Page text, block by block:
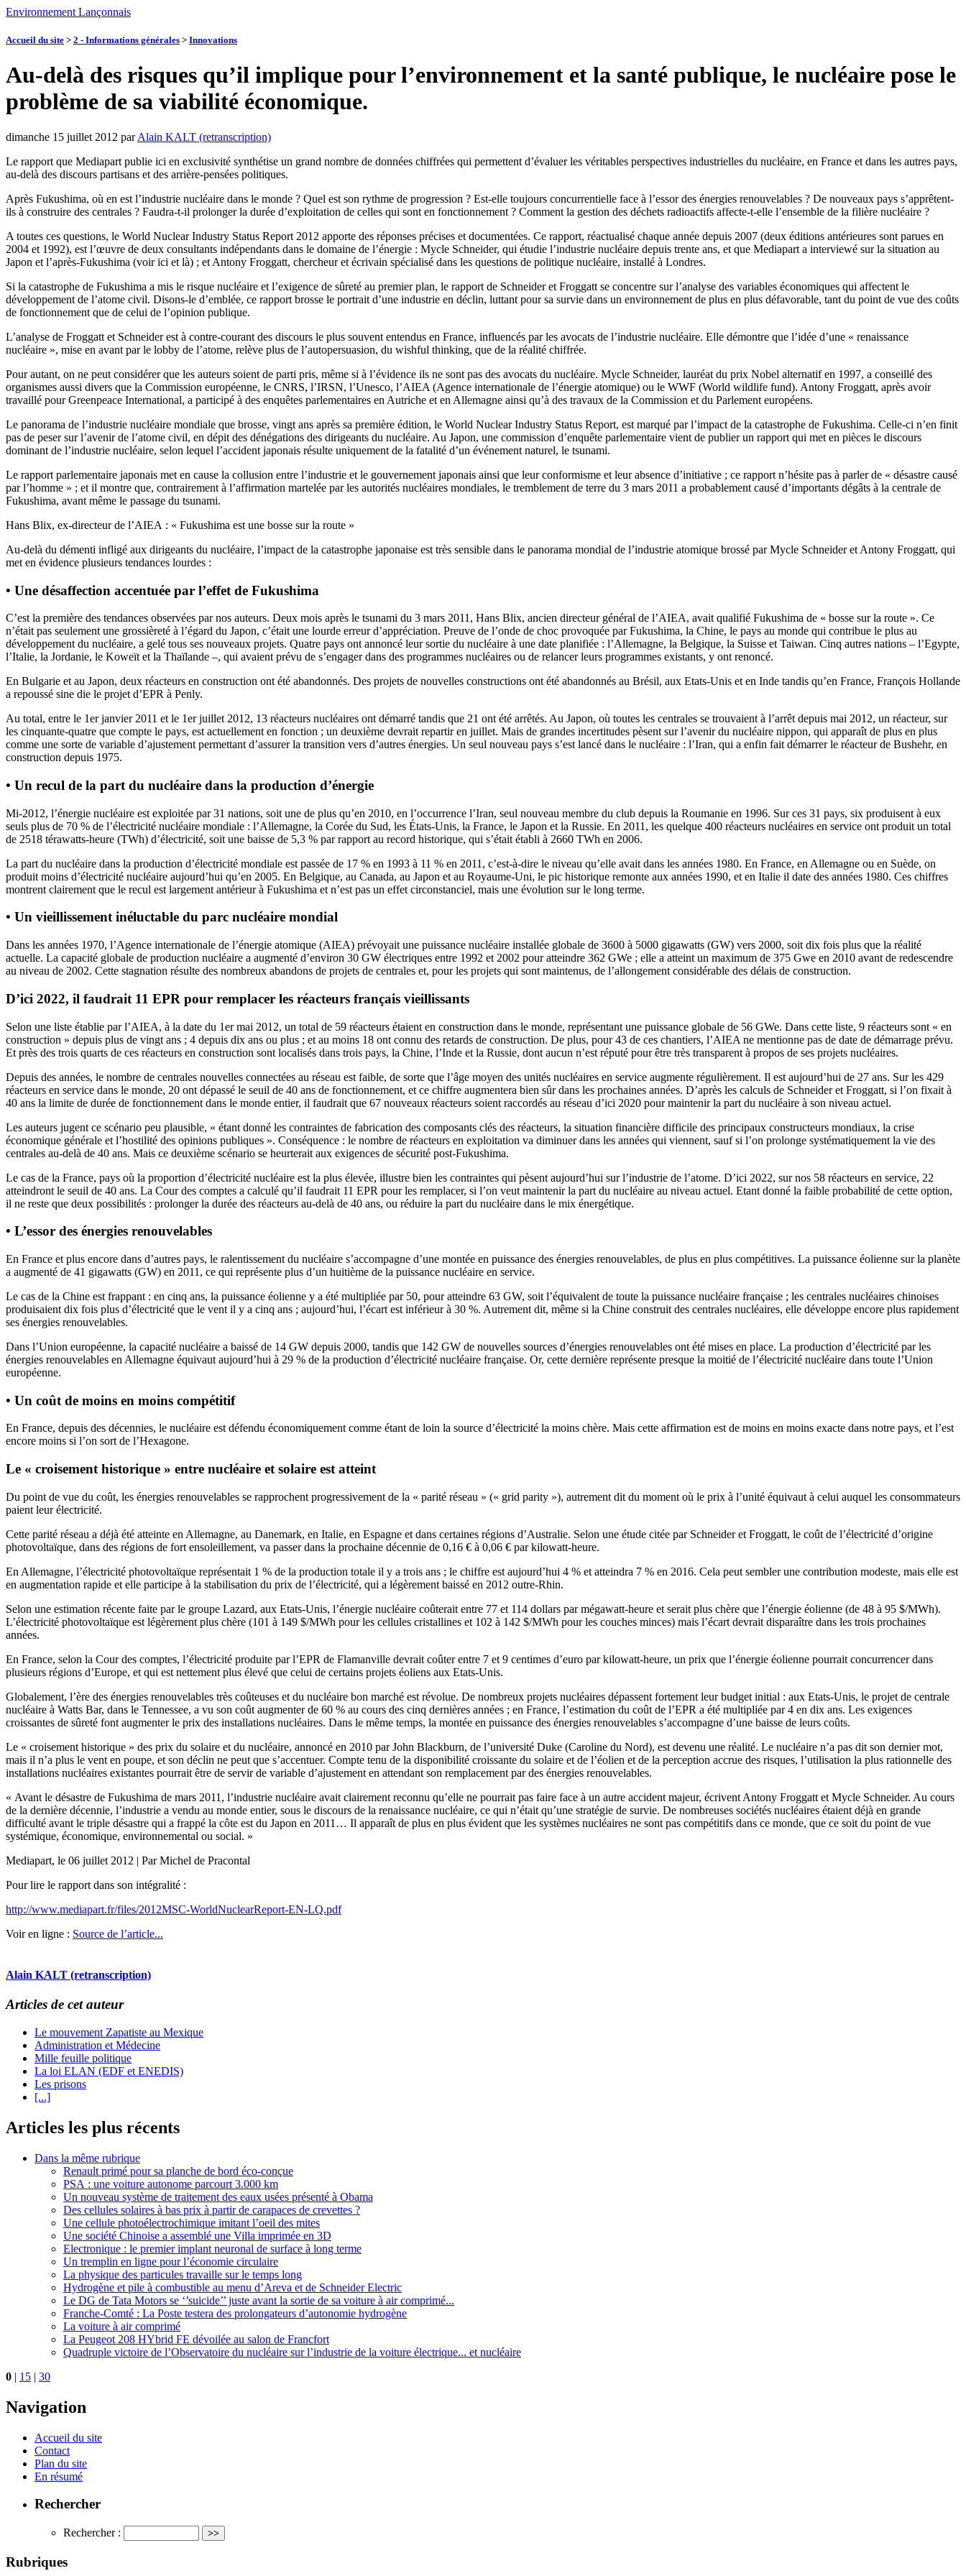
Environnement Lançonnais
Accueil du site > 2 - Informations générales > Innovations
Au-delà des risques qu’il implique pour l’environnement et la santé publique, le nucléaire pose le
problème de sa viabilité économique.
dimanche 15 juillet 2012 parAlain KALT (retranscription)
Le rapport que Mediapart publie ici en exclusivité synthétise un grand nombre de données chiffrées qui permettent d’évaluer les véritables perspectives industrielles du nucléaire, en France et dans les autres pays,
au-delà des discours partisans et des arrière-pensées politiques.
Après Fukushima, où en est l’industrie nucléaire dans le monde ? Quel est son rythme de progression ? Est-elle toujours concurrentielle face à l’essor des énergies renouvelables ? De nouveaux pays s’apprêtent-
ils à construire des centrales ? Faudra-t-il prolonger la durée d’exploitation de celles qui sont en fonctionnement ? Comment la gestion des déchets radioactifs affecte-t-elle l’ensemble de la filière nucléaire ?
A toutes ces questions, le World Nuclear Industry Status Report 2012 apporte des réponses précises et documentées. Ce rapport, réactualisé chaque année depuis 2007 (deux éditions antérieures sont parues en
2004 et 1992), est l’œuvre de deux consultants indépendants dans le domaine de l’énergie : Mycle Schneider, qui étudie l’industrie nucléaire depuis trente ans, et que Mediapart a interviewé sur la situation au
Japon et l’après-Fukushima (voir ici et là) ; et Antony Froggatt, chercheur et écrivain spécialisé dans les questions de politique nucléaire, installé à Londres.
Si la catastrophe de Fukushima a mis le risque nucléaire et l’exigence de sûreté au premier plan, le rapport de Schneider et Froggatt se concentre sur l’analyse des variables économiques qui affectent le
développement de l’atome civil. Disons-le d’emblée, ce rapport brosse le portrait d’une industrie en déclin, luttant pour sa survie dans un environnement de plus en plus défavorable, tant du point de vue des coûts
de fonctionnement que de celui de l’opinion publique.
L’analyse de Froggatt et Schneider est à contre-courant des discours le plus souvent entendus en France, influencés par les avocats de l’industrie nucléaire. Elle démontre que l’idée d’une « renaissance
nucléaire », mise en avant par le lobby de l’atome, relève plus de l’autopersuasion, du wishful thinking, que de la réalité chiffrée.
Pour autant, on ne peut considérer que les auteurs soient de parti pris, même si à l’évidence ils ne sont pas des avocats du nucléaire. Mycle Schneider, lauréat du prix Nobel alternatif en 1997, a conseillé des
organismes aussi divers que la Commission européenne, le CNRS, l’IRSN, l’Unesco, l’AIEA (Agence internationale de l’énergie atomique) ou le WWF (World wildlife fund). Antony Froggatt, après avoir
travaillé pour Greenpeace International, a participé à des enquêtes parlementaires en Autriche et en Allemagne ainsi qu’à des travaux de la Commission et du Parlement européens.
Le panorama de l’industrie nucléaire mondiale que brosse, vingt ans après sa première édition, le World Nuclear Industry Status Report, est marqué par l’impact de la catastrophe de Fukushima. Celle-ci n’en finit
pas de peser sur l’avenir de l’atome civil, en dépit des dénégations des dirigeants du nucléaire. Au Japon, une commission d’enquête parlementaire vient de publier un rapport qui met en pièces le discours
dominant de l’industrie nucléaire, selon lequel l’accident japonais résulte uniquement de la fatalité d’un événement naturel, le tsunami.
Le rapport parlementaire japonais met en cause la collusion entre l’industrie et le gouvernement japonais ainsi que leur conformisme et leur absence d’initiative ; ce rapport n’hésite pas à parler de « désastre causé
par l’homme » ; et il montre que, contrairement à l’affirmation martelée par les autorités nucléaires mondiales, le tremblement de terre du 3 mars 2011 a probablement causé d’importants dégâts à la centrale de
Fukushima, avant même le passage du tsunami.
Hans Blix, ex-directeur de l’AIEA : « Fukushima est une bosse sur la route »
Au-delà du démenti infligé aux dirigeants du nucléaire, l’impact de la catastrophe japonaise est très sensible dans le panorama mondial de l’industrie atomique brossé par Mycle Schneider et Antony Froggatt, qui
met en évidence plusieurs tendances lourdes :
• Une désaffection accentuée par l’effet de Fukushima
C’est la première des tendances observées par nos auteurs. Deux mois après le tsunami du 3 mars 2011, Hans Blix, ancien directeur général de l’AIEA, avait qualifié Fukushima de « bosse sur la route ». Ce
n’était pas seulement une grossièreté à l’égard du Japon, c’était une lourde erreur d’appréciation. Preuve de l’onde de choc provoquée par Fukushima, la Chine, le pays au monde qui contribue le plus au
développement du nucléaire, a gelé tous ses nouveaux projets. Quatre pays ont annoncé leur sortie du nucléaire à une date planifiée : l’Allemagne, la Belgique, la Suisse et Taiwan. Cinq autres nations – l’Egypte,
l’Italie, la Jordanie, le Koweït et la Thaïlande –, qui avaient prévu de s’engager dans des programmes nucléaires ou de relancer leurs programmes existants, y ont renoncé.
En Bulgarie et au Japon, deux réacteurs en construction ont été abandonnés. Des projets de nouvelles constructions ont été abandonnés au Brésil, aux Etats-Unis et en Inde tandis qu’en France, François Hollande
a repoussé sine die le projet d’EPR à Penly.
Au total, entre le 1er janvier 2011 et le 1er juillet 2012, 13 réacteurs nucléaires ont démarré tandis que 21 ont été arrêtés. Au Japon, où toutes les centrales se trouvaient à l’arrêt depuis mai 2012, un réacteur, sur
les cinquante-quatre que compte le pays, est actuellement en fonction ; un deuxième devrait repartir en juillet. Mais de grandes incertitudes pèsent sur l’avenir du nucléaire nippon, qui apparaît de plus en plus
comme une sorte de variable d’ajustement permettant d’assurer la transition vers d’autres énergies. Un seul nouveau pays s’est lancé dans le nucléaire : l’Iran, qui a enfin fait démarrer le réacteur de Bushehr, en
construction depuis 1975.
• Un recul de la part du nucléaire dans la production d’énergie
Mi-2012, l’énergie nucléaire est exploitée par 31 nations, soit une de plus qu’en 2010, en l’occurrence l’Iran, seul nouveau membre du club depuis la Roumanie en 1996. Sur ces 31 pays, six produisent à eux
seuls plus de 70 % de l’électricité nucléaire mondiale : l’Allemagne, la Corée du Sud, les États-Unis, la France, le Japon et la Russie. En 2011, les quelque 400 réacteurs nucléaires en service ont produit un total
de 2518 térawatts-heure (TWh) d’électricité, soit une baisse de 5,3 % par rapport au record historique, qui s’était établi à 2660 TWh en 2006.
La part du nucléaire dans la production d’électricité mondiale est passée de 17 % en 1993 à 11 % en 2011, c’est-à-dire le niveau qu’elle avait dans les années 1980. En France, en Allemagne ou en Suède, on
produit moins d’électricité nucléaire aujourd’hui qu’en 2005. En Belgique, au Canada, au Japon et au Royaume-Uni, le pic historique remonte aux années 1990, et en Italie il date des années 1980. Ces chiffres
montrent clairement que le recul est largement antérieur à Fukushima et n’est pas un effet circonstanciel, mais une évolution sur le long terme.
• Un vieillissement inéluctable du parc nucléaire mondial
Dans les années 1970, l’Agence internationale de l’énergie atomique (AIEA) prévoyait une puissance nucléaire installée globale de 3600 à 5000 gigawatts (GW) vers 2000, soit dix fois plus que la réalité
actuelle. La capacité globale de production nucléaire a augmenté d’environ 30 GW électriques entre 1992 et 2002 pour atteindre 362 GWe ; elle a atteint un maximum de 375 Gwe en 2010 avant de redescendre
au niveau de 2002. Cette stagnation résulte des nombreux abandons de projets de centrales et, pour les projets qui sont maintenus, de l’allongement considérable des délais de construction.
D’ici 2022, il faudrait 11 EPR pour remplacer les réacteurs français vieillissants
Selon une liste établie par l’AIEA, à la date du 1er mai 2012, un total de 59 réacteurs étaient en construction dans le monde, représentant une puissance globale de 56 GWe. Dans cette liste, 9 réacteurs sont « en
construction » depuis plus de vingt ans ; 4 depuis dix ans ou plus ; et au moins 18 ont connu des retards de construction. De plus, pour 43 de ces chantiers, l’AIEA ne mentionne pas de date de démarrage prévu.
Et près des trois quarts de ces réacteurs en construction sont localisés dans trois pays, la Chine, l’Inde et la Russie, dont aucun n’est réputé pour être très transparent à propos de ses projets nucléaires.
Depuis des années, le nombre de centrales nouvelles connectées au réseau est faible, de sorte que l’âge moyen des unités nucléaires en service augmente régulièrement. Il est aujourd’hui de 27 ans. Sur les 429
réacteurs en service dans le monde, 20 ont dépassé le seuil de 40 ans de fonctionnement, et ce chiffre augmentera bien sûr dans les prochaines années. D’après les calculs de Schneider et Froggatt, si l’on fixait à
40 ans la limite de durée de fonctionnement dans le monde entier, il faudrait que 67 nouveaux réacteurs soient raccordés au réseau d’ici 2020 pour maintenir la part du nucléaire à son niveau actuel.
Les auteurs jugent ce scénario peu plausible, « étant donné les contraintes de fabrication des composants clés des réacteurs, la situation financière difficile des principaux constructeurs mondiaux, la crise
économique générale et l’hostilité des opinions publiques ». Conséquence : le nombre de réacteurs en exploitation va diminuer dans les années qui viennent, sauf si l’on prolonge systématiquement la vie des
centrales au-delà de 40 ans. Mais ce deuxième scénario se heurterait aux exigences de sécurité post-Fukushima.
Le cas de la France, pays où la proportion d’électricité nucléaire est la plus élevée, illustre bien les contraintes qui pèsent aujourd’hui sur l’industrie de l’atome. D’ici 2022, sur nos 58 réacteurs en service, 22
atteindront le seuil de 40 ans. La Cour des comptes a calculé qu’il faudrait 11 EPR pour les remplacer, si l’on veut maintenir la part du nucléaire au niveau actuel. Etant donné la faible probabilité de cette option,
il ne reste que deux possibilités : prolonger la durée des réacteurs au-delà de 40 ans, ou réduire la part du nucléaire dans le mix énergétique.
• L’essor des énergies renouvelables
En France et plus encore dans d’autres pays, le ralentissement du nucléaire s’accompagne d’une montée en puissance des énergies renouvelables, de plus en plus compétitives. La puissance éolienne sur la planète
a augmenté de 41 gigawatts (GW) en 2011, ce qui représente plus d’un huitième de la puissance nucléaire en service.
Le cas de la Chine est frappant : en cinq ans, la puissance éolienne y a été multipliée par 50, pour atteindre 63 GW, soit l’équivalent de toute la puissance nucléaire française ; les centrales nucléaires chinoises
produisaient dix fois plus d’électricité que le vent il y a cinq ans ; aujourd’hui, l’écart est inférieur à 30 %. Autrement dit, même si la Chine construit des centrales nucléaires, elle développe encore plus rapidement
ses énergies renouvelables.
Dans l’Union européenne, la capacité nucléaire a baissé de 14 GW depuis 2000, tandis que 142 GW de nouvelles sources d’énergies renouvelables ont été mises en place. La production d’électricité par les
énergies renouvelables en Allemagne équivaut aujourd’hui à 29 % de la production d’électricité nucléaire française. Or, cette dernière représente presque la moitié de l’électricité nucléaire dans toute l’Union
européenne.
• Un coût de moins en moins compétitif
En France, depuis des décennies, le nucléaire est défendu économiquement comme étant de loin la source d’électricité la moins chère. Mais cette affirmation est de moins en moins exacte dans notre pays, et l’est
encore moins si l’on sort de l’Hexagone.
Le « croisement historique » entre nucléaire et solaire est atteint
Du point de vue du coût, les énergies renouvelables se rapprochent progressivement de la « parité réseau » (« grid parity »), autrement dit du moment où le prix à l’unité équivaut à celui auquel les consommateurs
paient leur électricité.
Cette parité réseau a déjà été atteinte en Allemagne, au Danemark, en Italie, en Espagne et dans certaines régions d’Australie. Selon une étude citée par Schneider et Froggatt, le coût de l’électricité d’origine
photovoltaïque, dans des régions de fort ensoleillement, va passer dans la prochaine décennie de 0,16 € à 0,06 € par kilowatt-heure.
En Allemagne, l’électricité photovoltaïque représentait 1 % de la production totale il y a trois ans ; le chiffre est aujourd’hui 4 % et atteindra 7 % en 2016. Cela peut sembler une contribution modeste, mais elle est
en augmentation rapide et elle participe à la stabilisation du prix de l’électricité, qui a légèrement baissé en 2012 outre-Rhin.
Selon une estimation récente faite par le groupe Lazard, aux Etats-Unis, l’énergie nucléaire coûterait entre 77 et 114 dollars par mégawatt-heure et serait plus chère que l’énergie éolienne (de 48 à 95 $/MWh).
L’électricité photovoltaïque est légèrement plus chère (101 à 149 $/MWh pour les cellules cristallines et 102 à 142 $/MWh pour les couches minces) mais l’écart devrait disparaître dans les trois prochaines
années.
En France, selon la Cour des comptes, l’électricité produite par l’EPR de Flamanville devrait coûter entre 7 et 9 centimes d’euro par kilowatt-heure, un prix que l’énergie éolienne pourrait concurrencer dans
plusieurs régions d’Europe, et qui est nettement plus élevé que celui de certains projets éoliens aux Etats-Unis.
Globalement, l’ère des énergies renouvelables très coûteuses et du nucléaire bon marché est révolue. De nombreux projets nucléaires dépassent fortement leur budget initial : aux Etats-Unis, le projet de centrale
nucléaire à Watts Bar, dans le Tennessee, a vu son coût augmenter de 60 % au cours des cinq dernières années ; en France, l’estimation du coût de l’EPR a été multipliée par 4 en dix ans. Les exigences
croissantes de sûreté font augmenter le prix des installations nucléaires. Dans le même temps, la montée en puissance des énergies renouvelables s’accompagne d’une baisse de leurs coûts.
Le « croisement historique » des prix du solaire et du nucléaire, annoncé en 2010 par John Blackburn, de l’université Duke (Caroline du Nord), est devenu une réalité. Le nucléaire n’a pas dit son dernier mot,
mais il n’a plus le vent en poupe, et son déclin ne peut que s’accentuer. Compte tenu de la disponibilité croissante du solaire et de l’éolien et de la perception accrue des risques, l’utilisation la plus rationnelle des
installations nucléaires existantes pourrait être de servir de variable d’ajustement en attendant son remplacement par des énergies renouvelables.
« Avant le désastre de Fukushima de mars 2011, l’industrie nucléaire avait clairement reconnu qu’elle ne pourrait pas faire face à un autre accident majeur, écrivent Antony Froggatt et Mycle Schneider. Au cours
de la dernière décennie, l’industrie a vendu au monde entier, sous le discours de la renaissance nucléaire, ce qui n’était qu’une stratégie de survie. De nombreuses sociétés nucléaires étaient déjà en grande
difficulté avant le triple désastre qui a frappé la côte est du Japon en 2011… Il apparaît de plus en plus évident que les systèmes nucléaires ne sont pas compétitifs dans ce monde, que ce soit du point de vue
systémique, économique, environnemental ou social. »
Mediapart, le 06 juillet 2012 | Par Michel de Pracontal
Pour lire le rapport dans son intégralité :
http://www.mediapart.fr/files/2012MSC-WorldNuclearReport-EN-LQ.pdf
Voir en ligne : Source de l’article...
Alain KALT (retranscription)
Articles de cet auteur
Le mouvement Zapatiste au Mexique
Administration et Médecine
Mille feuille politique
La loi ELAN (EDF et ENEDIS)
Les prisons
[...]
Articles les plus récents
Dans la même rubrique
Renault primé pour sa planche de bord éco-conçue
PSA : une voiture autonome parcourt 3.000 km
Un nouveau système de traitement des eaux usées présenté à Obama
Des cellules solaires à bas prix à partir de carapaces de crevettes ?
Une cellule photoélectrochimique imitant l’oeil des mites
Une société Chinoise a assemblé une Villa imprimée en 3D
Electronique : le premier implant neuronal de surface à long terme
Un tremplin en ligne pour l’économie circulaire
La physique des particules travaille sur le temps long
Hydrogène et pile à combustible au menu d’Areva et de Schneider Electric
Le DG de Tata Motors se ‘’suicide’’ juste avant la sortie de sa voiture à air comprimé...
Franche-Comté : La Poste testera des prolongateurs d’autonomie hydrogène
La voiture à air comprimé
La Peugeot 208 HYbrid FE dévoilée au salon de Francfort
Quadruple victoire de l’Observatoire du nucléaire sur l’industrie de la voiture électrique... et nucléaire
0 | 15 | 30
Navigation
Accueil du site
Contact
Plan du site
En résumé
Rechercher
Rechercher :
Rubriques